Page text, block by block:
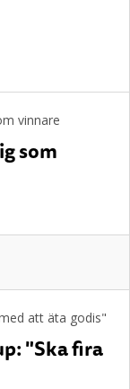
som
"Ska fira